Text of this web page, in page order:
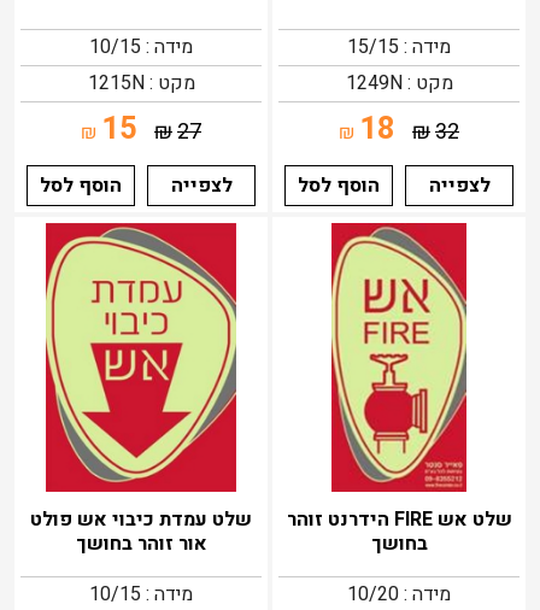
מידה : 15/15
מקט : 1249N
32
₪
18
₪
לצפייה
הוסף לסל
מידה : 10/15
מקט : 1215N
27
₪
15
₪
לצפייה
הוסף לסל
שלט אש FIRE הידרנט זוהר
בחושך
מידה : 10/20
שלט עמדת כיבוי אש פולט
אור זוהר בחושך
מידה : 10/15